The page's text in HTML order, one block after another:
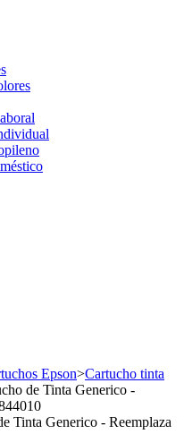
Epson>Cartucho tinta
de Tinta Generico -